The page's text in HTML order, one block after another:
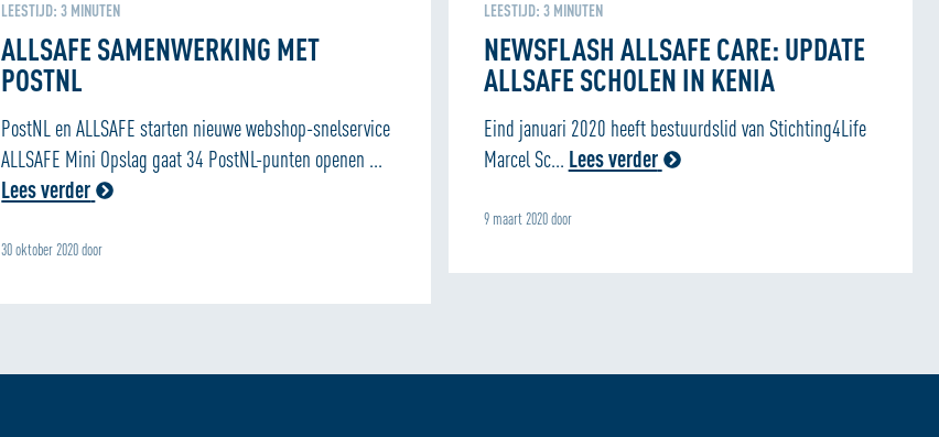
LEESTIJD: 3 MINUTEN
ALLSAFE SAMENWERKING MET
POSTNL
PostNL en ALLSAFE starten nieuwe webshop-snelservice
ALLSAFE Mini Opslag gaat 34 PostNL-punten openen ...
Lees verder
30 oktober 2020 door
LEESTIJD: 3 MINUTEN
NEWSFLASH ALLSAFE CARE: UPDATE
ALLSAFE SCHOLEN IN KENIA
Eind januari 2020 heeft bestuurdslid van Stichting4Life
Marcel Sc... Lees verder
9 maart 2020 door